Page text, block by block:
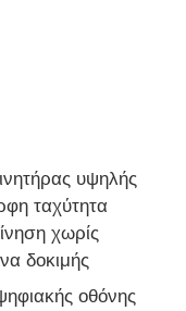
υψηλής
ταχύτητα
χωρίς
δοκιμής
οθόνης